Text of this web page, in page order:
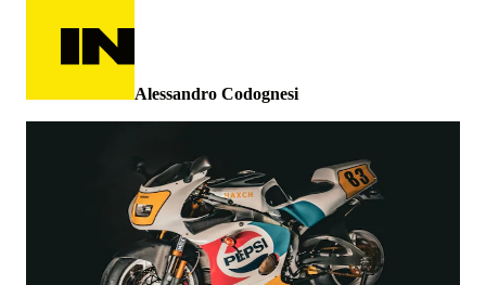
Alessandro Codognesi